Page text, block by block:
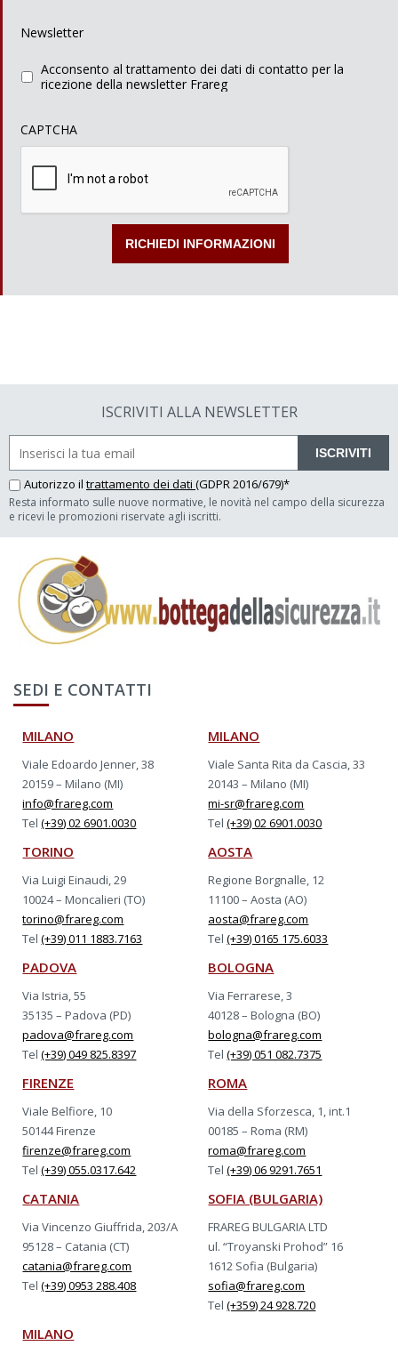
Newsletter
Acconsento al trattamento dei dati di contatto per la
ricezione della newsletter Frareg
CAPTCHA
ISCRIVITI ALLA NEWSLETTER
ISCRIVITI
Autorizzo il trattamento dei dati (GDPR 2016/679)*
Resta informato sulle nuove normative, le novità nel campo della sicurezza
e ricevi le promozioni riservate agli iscritti.
SEDI E CONTATTI
MILANO
Viale Edoardo Jenner, 38
20159 – Milano (MI)
info@frareg.com
Tel(+39) 02 6901.0030
MILANO
Viale Santa Rita da Cascia, 33
20143 – Milano (MI)
mi-sr@frareg.com
Tel(+39) 02 6901.0030
TORINO
Via Luigi Einaudi, 29
10024 – Moncalieri (TO)
torino@frareg.com
Tel(+39) 011 1883.7163
AOSTA
Regione Borgnalle, 12
11100 – Aosta (AO)
aosta@frareg.com
Tel(+39) 0165 175.6033
PADOVA
Via Istria, 55
35135 – Padova (PD)
padova@frareg.com
Tel(+39) 049 825.8397
BOLOGNA
Via Ferrarese, 3
40128 – Bologna (BO)
bologna@frareg.com
Tel(+39) 051 082.7375
FIRENZE
Viale Belfiore, 10
50144 Firenze
firenze@frareg.com
Tel(+39) 055.0317.642
ROMA
Via della Sforzesca, 1, int.1
00185 – Roma (RM)
roma@frareg.com
Tel(+39) 06 9291.7651
CATANIA
Via Vincenzo Giuffrida, 203/A
95128 – Catania (CT)
catania@frareg.com
Tel(+39) 0953 288.408
SOFIA (BULGARIA)
FRAREG BULGARIA LTD
ul. “Troyanski Prohod” 16
1612 Sofia (Bulgaria)
sofia@frareg.com
Tel(+359) 24 928.720
MILANO